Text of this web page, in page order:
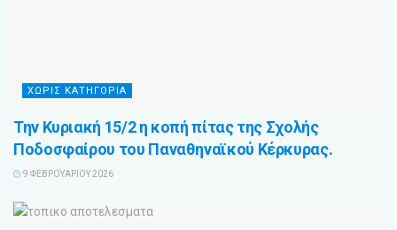
ΧΩΡΙΣ ΚΑΤΗΓΟΡΙΑ
Την Κυριακή 15/2 η κοπή πίτας της Σχολής
Ποδοσφαίρου του Παναθηναϊκού Κέρκυρας.
9 ΦΕΒΡΟΥΑΡΊΟΥ 2026